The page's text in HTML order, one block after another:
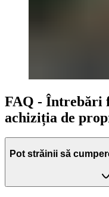
FAQ - Întrebări
achiziția de
Pot străinii să